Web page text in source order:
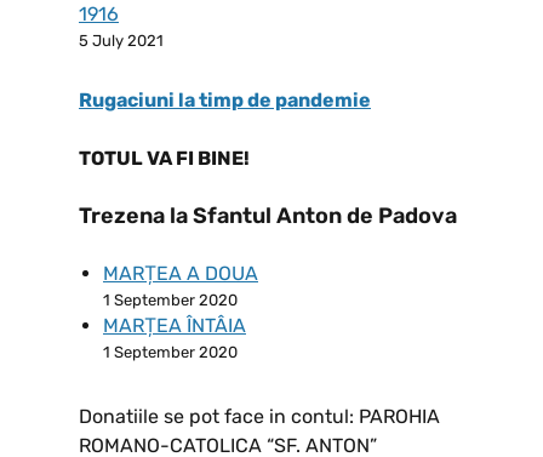
1916
5 July 2021
Rugaciuni la timp de pandemie
TOTUL VA FI BINE!
Trezena la Sfantul Anton de Padova
MARȚEA A DOUA
1 September 2020
MARȚEA ÎNTÂIA
1 September 2020
Donatiile se pot face in contul: PAROHIA
ROMANO-CATOLICA “SF. ANTON”